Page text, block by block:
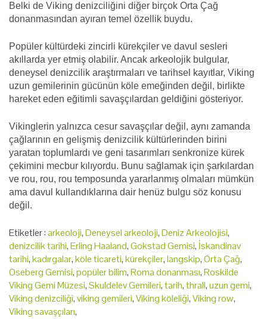
Belki de Viking denizciliğini diğer birçok Orta Çağ
donanmasından ayıran temel özellik buydu.
Popüler kültürdeki zincirli kürekçiler ve davul sesleri
akıllarda yer etmiş olabilir. Ancak arkeolojik bulgular,
deneysel denizcilik araştırmaları ve tarihsel kayıtlar, Viking
uzun gemilerinin gücünün köle emeğinden değil, birlikte
hareket eden eğitimli savaşçılardan geldiğini gösteriyor.
Vikinglerin yalnızca cesur savaşçılar değil, aynı zamanda
çağlarının en gelişmiş denizcilik kültürlerinden birini
yaratan toplumlardı ve geni tasarımları senkronize kürek
çekimini mecbur kılıyordu. Bunu sağlamak için şarkılardan
ve rou, rou, rou temposunda yararlanmış olmaları mümkün
ama davul kullandıklarına dair henüz bulgu söz konusu
değil.
Etiketler :arkeoloji,Deneysel arkeoloji,Deniz Arkeolojisi,
denizcilik tarihi,Erling Haaland,Gokstad Gemisi, İskandinav
tarihi,kadırgalar,köle ticareti,kürekçiler,langskip,Orta Çağ,
Oseberg Gemisi,popüler bilim,Roma donanması,Roskilde
Viking Gemi Müzesi,Skuldelev Gemileri,tarih,thrall,uzun gemi,
Viking denizciliği,viking gemileri,Viking köleliği,Viking row,
Viking savaşçıları,